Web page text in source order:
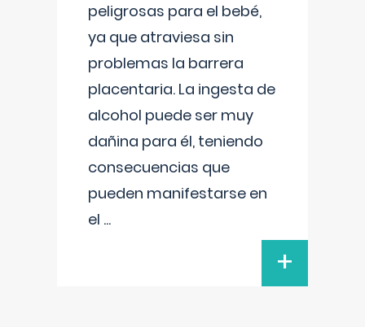
peligrosas para el bebé,
ya que atraviesa sin
problemas la barrera
placentaria. La ingesta de
alcohol puede ser muy
dañina para él, teniendo
consecuencias que
pueden manifestarse en
el ...
+